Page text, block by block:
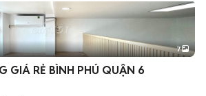
+2
7
GIÁ RẺ BÌNH PHÚ QUẬN 6